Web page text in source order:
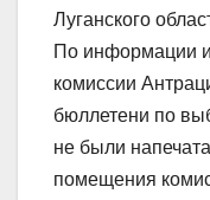
Луганского
По информации
комиссии
бюллетени по
не были
помещения